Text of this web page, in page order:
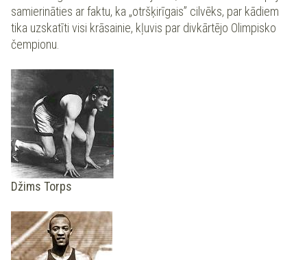
samierināties ar faktu, ka „otršķirīgais” cilvēks, par kādiem
tika uzskatīti visi krāsainie, kļuvis par divkārtējo Olimpisko
čempionu.
Džims Torps